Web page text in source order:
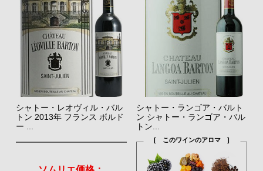
シャトー・レオヴィル・バル
トン 2013年 フランス ボルド
ー ...
シャトー・ランゴア・バルト
ン シャトー・ランゴア・バル
トン...
[ このワインのアロマ ]